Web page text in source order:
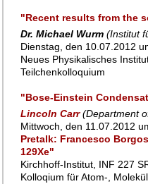
"Recent results from the
Dr. Michael Wurm (Institut
Dienstag, den 10.07.2012
Neues Physikalisches
Teilchenkolloquium
"Bose-Einstein
Lincoln Carr (Department
Mittwoch, den 11.07.2012
Pretalk: Francesco
129Xe"
Kirchhoff-Institut, INF 227
Kolloqium für Atom-,